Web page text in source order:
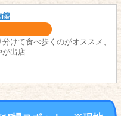
館
けて食べ歩くのがオススメ、
が出店